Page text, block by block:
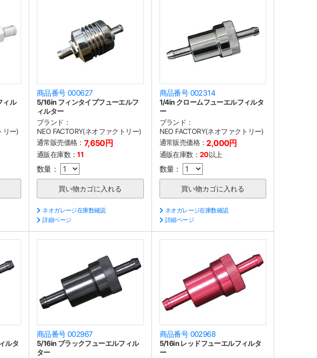
ィル
リー)
商品番号 000627
5/16in フィンタイプフューエルフ
ィルター
ブランド：
NEO FACTORY(ネオファクトリー)
通常販売価格： 7,650円
通販在庫数：11
数量：
ネオガレージ在庫数確認
詳細ページ
商品番号 002314
1/4in クロームフューエルフィルタ
ー
ブランド：
NEO FACTORY(ネオファクトリー)
通常販売価格： 2,000円
通販在庫数： 20以上
数量：
ネオガレージ在庫数確認
詳細ページ
ルタ
商品番号 002967
5/16in ブラックフューエルフィル
ター
商品番号 002968
5/16in レッドフューエルフィルタ
ー